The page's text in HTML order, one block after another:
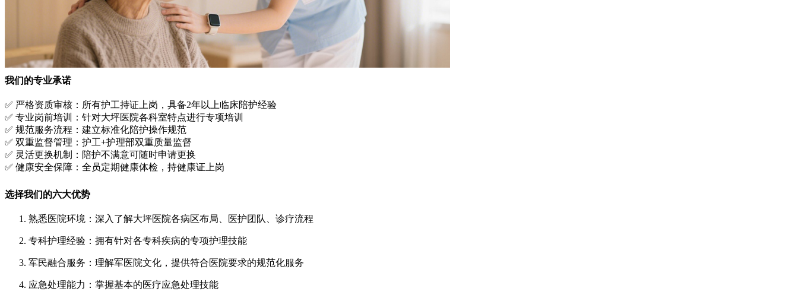
我们的专业承诺
✅ 严格资质审核：所有护工持证上岗，具备2年以上临床陪护经验
✅ 专业岗前培训：针对大坪医院各科室特点进行专项培训
✅ 规范服务流程：建立标准化陪护操作规范
✅ 双重监督管理：护工+护理部双重质量监督
✅ 灵活更换机制：陪护不满意可随时申请更换
✅ 健康安全保障：全员定期健康体检，持健康证上岗
选择我们的六大优势
熟悉医院环境：深入了解大坪医院各病区布局、医护团队、诊疗流程
专科护理经验：拥有针对各专科疾病的专项护理技能
军民融合服务：理解军医院文化，提供符合医院要求的规范化服务
应急处理能力：掌握基本的医疗应急处理技能